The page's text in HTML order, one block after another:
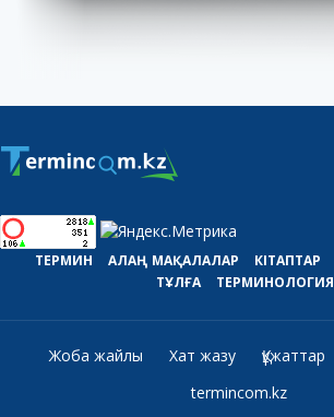
ТЕРМИН АЛАҢ МАҚАЛАЛАР КІТАПТАР
ТҰЛҒА
ТЕРМИНОЛОГИЯ
Жоба жайлы Хат жазу Құжаттар
termincom.kz